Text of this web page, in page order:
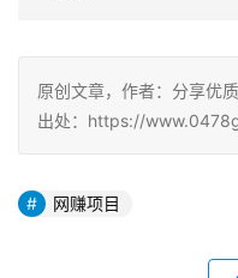
原创文章，作者：分享优
出处：https://
网赚项目